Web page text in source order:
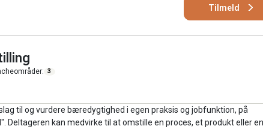
Tilmeld
3
til og vurdere bæredygtighed i egen praksis og jobfunktion, på
kan medvirke til at omstille en proces, et produkt eller en